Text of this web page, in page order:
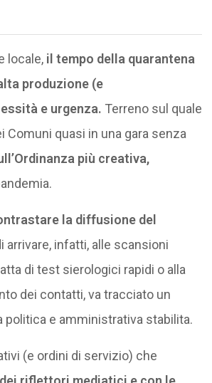
locale, il tempo della quarantena
produzione (e
e urgenza. Terreno sul quale
quasi in una gara senza
più creativa,
la diffusione del
arrivare, infatti, alle scansioni
di test sierologici rapidi o alla
dei contatti, va tracciato un
politica e amministrativa stabilita.
(e ordini di servizio) che